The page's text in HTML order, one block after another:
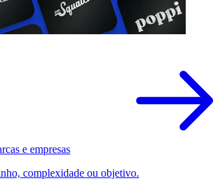
e empresas
complexidade ou objetivo.